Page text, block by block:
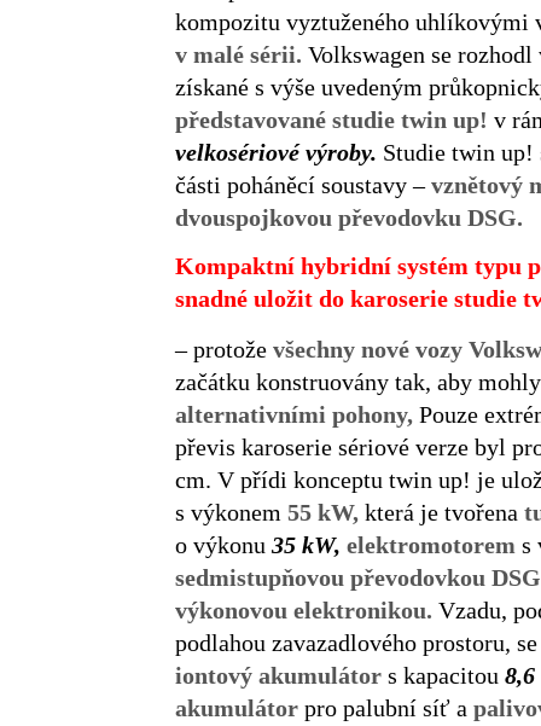
kompozitu vyztuženého uhlíkovými
v malé sérii. Volkswagen se
získané s výše uvedeným
představované studie twin up! v
velkosériové výroby. Studie twin
části poháněcí soustavy –vznětový
dvouspojkovou převodovku DSG.
Kompaktní hybridní systém typu
snadné uložit do karoserie studie
– protože všechny nové vozy
začátku konstruovány tak, aby
alternativními pohony, Pouze
převis karoserie sériové verze byl
cm. V přídi konceptu twin up! je
s výkonem 55 kW, která je tvořena
o výkonu 35 kW, elektromotorem s
sedmistupňovou převodovkou
výkonovou elektronikou. Vzadu,
podlahou zavazadlového prostoru,
iontový akumulátor s kapacitou
akumulátor pro palubní síť a